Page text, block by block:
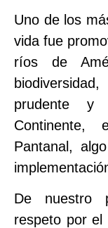
Uno de los
vida fue
ríos de
prudente y
Pantanal,
De nuestro
respeto por el